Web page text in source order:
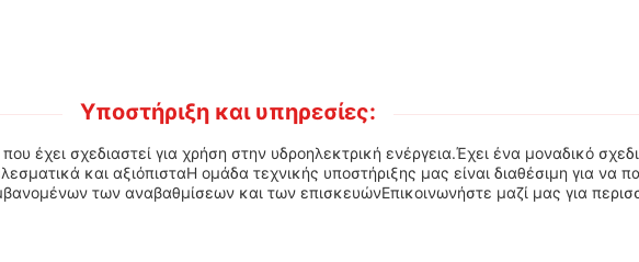
Υποστήριξη και υπηρεσίες:
έχει σχεδιαστεί για χρήση στην υδροηλεκτρική ενέργεια.Έχει ένα μοναδικό
και αξιόπισταΗ ομάδα τεχνικής υποστήριξης μας είναι διαθέσιμη για να
των αναβαθμίσεων και των επισκευώνΕπικοινωνήστε μαζί μας για